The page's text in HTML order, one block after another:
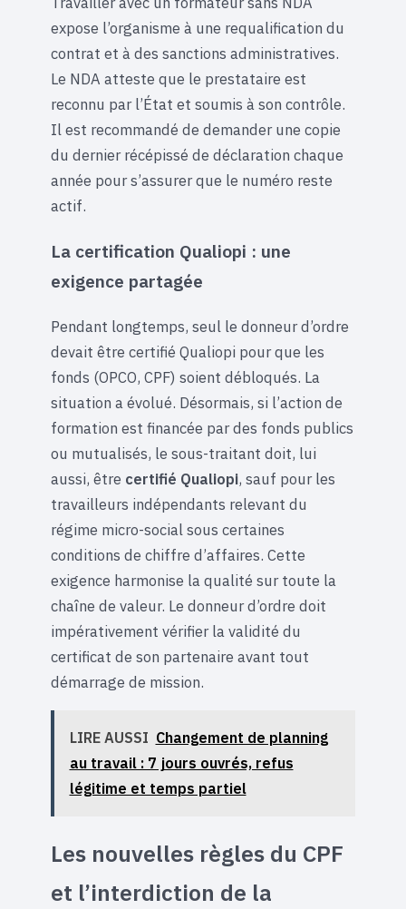
expose l’organisme à une requalification du
contrat et à des sanctions administratives.
Le NDA atteste que le prestataire est
reconnu par l’État et soumis à son contrôle.
Il est recommandé de demander une copie
du dernier récépissé de déclaration chaque
année pour s’assurer que le numéro reste
actif.
La certification Qualiopi : une
exigence partagée
Pendant longtemps, seul le donneur d’ordre
devait être certifié Qualiopi pour que les
fonds (OPCO, CPF) soient débloqués. La
situation a évolué. Désormais, si l’action de
formation est financée par des fonds publics
ou mutualisés, le sous-traitant doit, lui
aussi, être certifié Qualiopi, sauf pour les
travailleurs indépendants relevant du
régime micro-social sous certaines
conditions de chiffre d’affaires. Cette
exigence harmonise la qualité sur toute la
chaîne de valeur. Le donneur d’ordre doit
impérativement vérifier la validité du
certificat de son partenaire avant tout
démarrage de mission.
LIRE AUSSI Changement de planning
au travail : 7 jours ouvrés, refus
légitime et temps partiel
Les nouvelles règles du CPF
et l’interdiction de la